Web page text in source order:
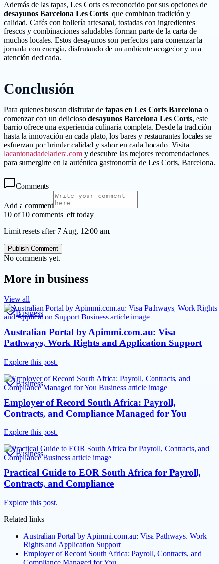
Además de las tapas, Les Corts es reconocido por sus opciones de
desayunos Barcelona Les Corts, que combinan tradición y
calidad. Cafés con bollería artesanal, tostadas con ingredientes
frescos y combinaciones saludables forman parte de la carta de
muchos locales. Estos desayunos son perfectos para comenzar la
jornada con energía, disfrutando de un ambiente acogedor y una
atención dedicada.
Conclusión
Para quienes buscan disfrutar de tapas en Les Corts Barcelona o
comenzar con un delicioso desayunos Barcelona Les Corts, este
barrio ofrece una experiencia culinaria completa. Desde la tradición
hasta la innovación en cada plato, los bares y restaurantes locales se
esfuerzan por brindar calidad y sabor en cada bocado. Visita
lacantonadadelariera.com y descubre las mejores recomendaciones
para sumergirte en la auténtica gastronomía de Les Corts, Barcelona.
Comments
Add a comment
10 of 10 comments left today
Limit resets after 7 Aug, 12:00 am.
Publish Comment
No comments yet.
More in business
View all
Business
Australian Portal by Apimmi.com.au: Visa
Pathways, Work Rights and Application Support
Explore this post.
Business
Employer of Record South Africa: Payroll,
Contracts, and Compliance Managed for You
Explore this post.
Business
Practical Guide to EOR South Africa for Payroll,
Contracts, and Compliance
Explore this post.
Related links
Australian Portal by Apimmi.com.au: Visa Pathways, Work
Rights and Application Support
Employer of Record South Africa: Payroll, Contracts, and
Compliance Managed for You